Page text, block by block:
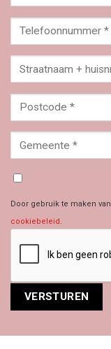
Door gebruik te maken
cookiebeleid